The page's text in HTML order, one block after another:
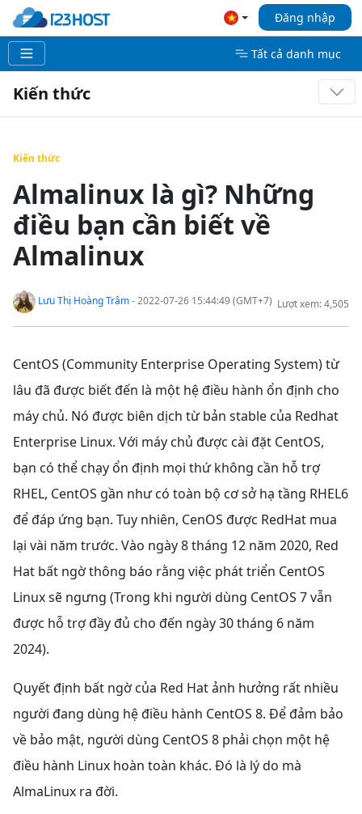
Đăng nhập
Tất cả danh mục
Kiến thức
Kiến thức
Almalinux là gì? Những
điều bạn cần biết về
Almalinux
Lượt xem: 4,505
Lưu Thị Hoàng Trâm- 2022-07-26 15:44:49 (GMT+7)
CentOS (Community Enterprise Operating System) từ
lâu đã được biết đến là một hệ điều hành ổn định cho
máy chủ. Nó được biên dịch từ bản stable của Redhat
Enterprise Linux. Với máy chủ được cài đặt CentOS,
bạn có thể chạy ổn định mọi thứ không cần hỗ trợ
RHEL, CentOS gần như có toàn bộ cơ sở hạ tầng RHEL6
để đáp ứng bạn. Tuy nhiên, CenOS được RedHat mua
lại vài năm trước. Vào ngày 8 tháng 12 năm 2020, Red
Hat bất ngờ thông báo rằng việc phát triển CentOS
Linux sẽ ngưng (Trong khi người dùng CentOS 7 vẫn
được hỗ trợ đầy đủ cho đến ngày 30 tháng 6 năm
2024).
Quyết định bất ngờ của Red Hat ảnh hưởng rất nhiều
người đang dùng hệ điều hành CentOS 8. Để đảm bảo
về bảo mật, người dùng CentOS 8 phải chọn một hệ
điều hành Linux hoàn toàn khác. Đó là lý do mà
AlmaLinux ra đời.